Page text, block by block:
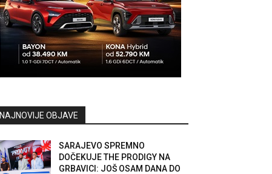
NAJNOVIJE OBJAVE
SARAJEVO SPREMNO
DOČEKUJE THE PRODIGY NA
GRBAVICI: JOŠ OSAM DANA DO